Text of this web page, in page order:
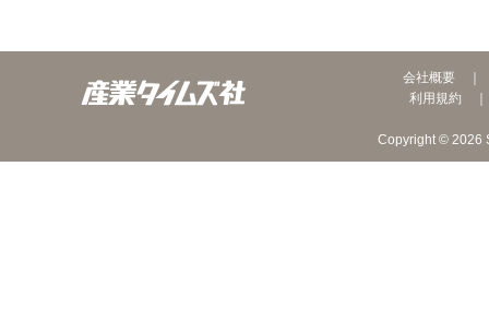
会社概要
利用規約
Copyright © 2026